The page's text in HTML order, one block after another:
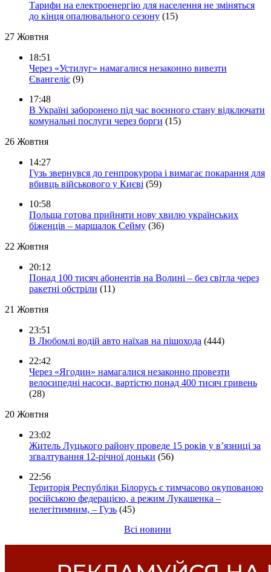
Тарифи на електроенергію для населення не зміняться
до кінця опалювального сезону (15)
27 Жовтня
18:51
Через «Устилуг» намагалися незаконно вивезти
Євангеліє (9)
17:48
В Україні заборонено під час воєнного стану відключати
комунальні послуги через борги (15)
26 Жовтня
14:27
Гузь звернувся до генпрокурора і вимагає покарання для
вбивць військового у Києві (59)
10:58
Польща готова прийняти нову хвилю українських
біженців – маршалок Сейму (36)
22 Жовтня
20:12
Понад 100 тисяч абонентів на Волині – без світла через
ракетні обстріли (11)
21 Жовтня
23:51
В Любомлі водій авто наїхав на пішохода (444)
22:42
Через «Ягодин» намагалися незаконно провезти
велосипедні насоси, вартістю понад 400 тисяч гривень
(28)
20 Жовтня
23:02
Житель Луцького району проведе 15 років у в’язниці за
зґвалтування 12-річної доньки (56)
22:56
Територія Республіки Білорусь є тимчасово окупованою
російською федерацією, а режим Лукашенка –
нелегітимним, – Гузь (45)
Всі новини